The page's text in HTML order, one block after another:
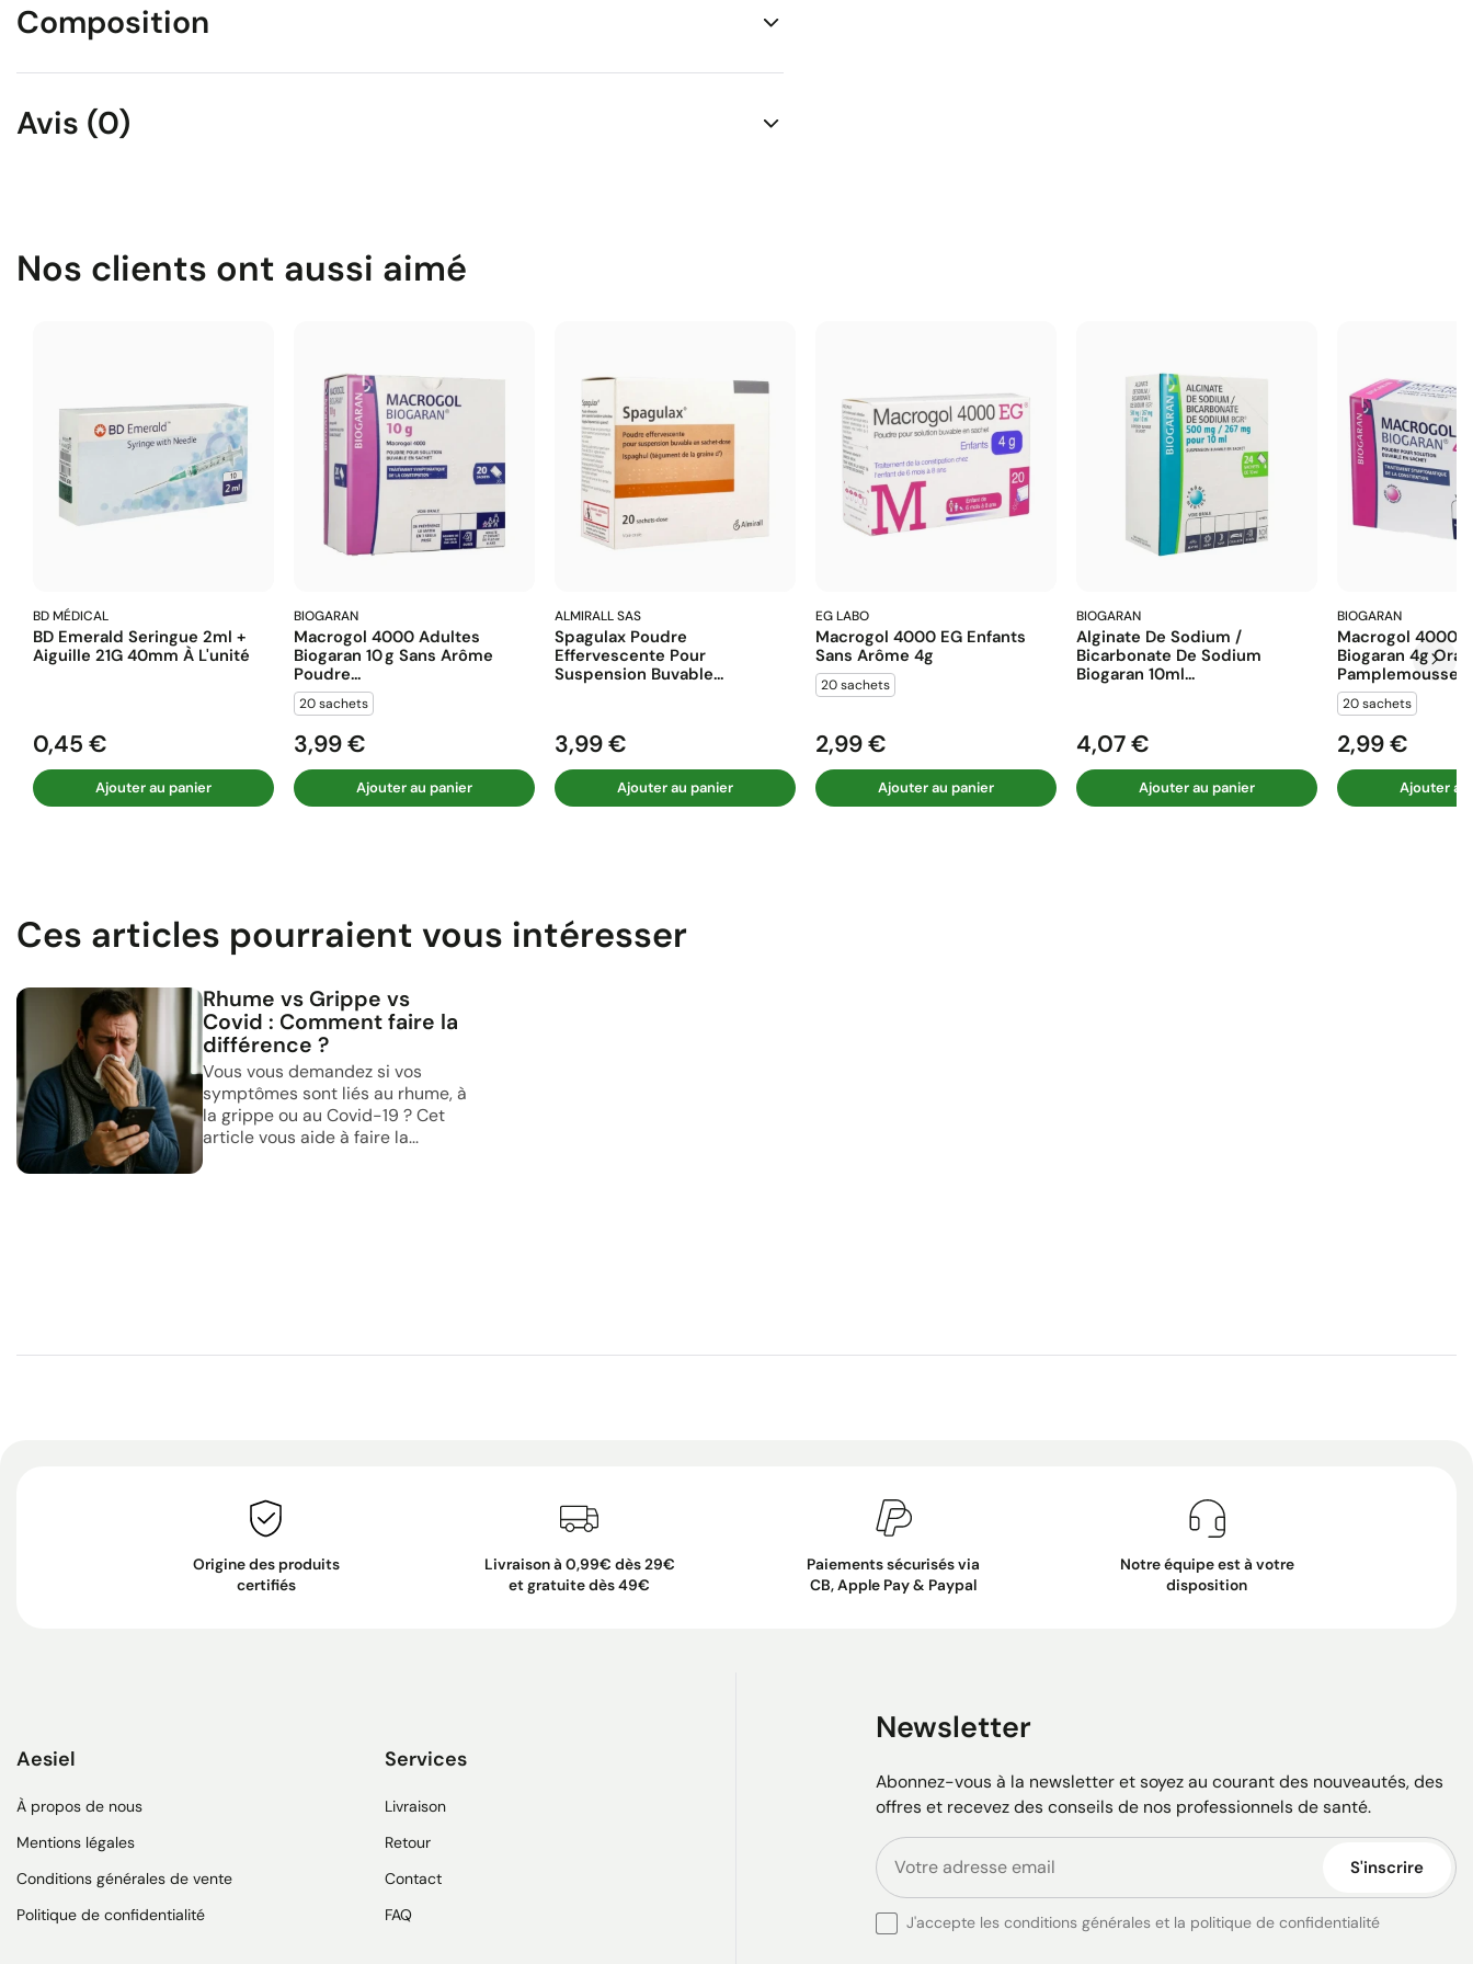
Composition
Avis (0)
Nos clients ont aussi aimé
BD MÉDICAL
BD Emerald Seringue 2ml +
Aiguille 21G 40mm À L'unité
Prix
0,45 €
Ajouter au panier
BIOGARAN
Macrogol 4000 Adultes
Biogaran 10 G Sans Arôme
Poudre...
20 sachets
Prix
3,99 €
Ajouter au panier
ALMIRALL SAS
Spagulax Poudre
Effervescente Pour
Suspension Buvable...
Prix
3,99 €
Ajouter au panier
EG LABO
Macrogol 4000 EG Enfants
Sans Arôme 4g
20 sachets
Prix
2,99 €
Ajouter au panier
BIOGARAN
Alginate De Sodium /
Bicarbonate De Sodium
Biogaran 10ml...
Prix
4,07 €
Ajouter au panier
BIOGARAN
Macrogol 4000
Biogaran 4g
Pamplemousse...
20 sachets
Prix
2,99 €
Ajouter au
Ces articles pourraient vous intéresser
Rhume vs Grippe vs
Covid : Comment faire la
différence ?
Vous vous demandez si vos
symptômes sont liés au rhume, à
la grippe ou au Covid-19 ? Cet
article vous aide à faire la...
Origine des produits
certifiés
Livraison à 0,99€ dès 29€
et gratuite dès 49€
Paiements sécurisés via
CB, Apple Pay & Paypal
Notre équipe est à votre
disposition
Aesiel
À propos de nous
Mentions légales
Conditions générales de vente
Politique de confidentialité
Services
Livraison
Retour
Contact
FAQ
Newsletter
Abonnez-vous à la newsletter et soyez au courant des nouveautés, des
offres et recevez des conseils de nos professionnels de santé.
S'inscrire
J'accepte les conditions générales et la politique de confidentialité